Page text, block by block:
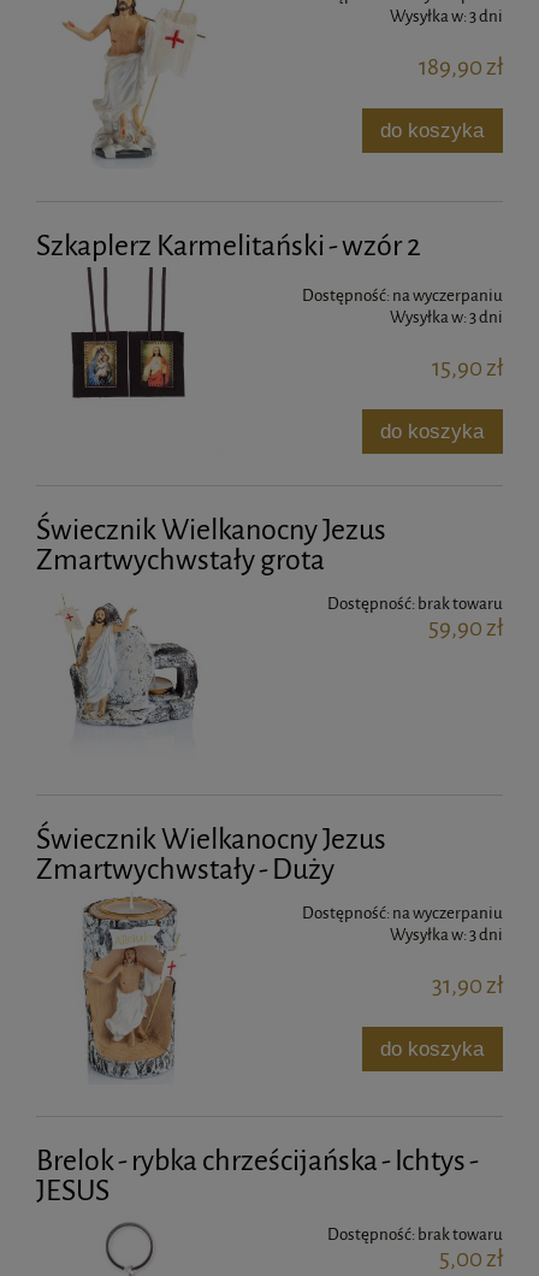
Wysyłka w:3 dni
189,90 zł
do koszyka
Szkaplerz Karmelitański - wzór 2
Dostępność: na wyczerpaniu
Wysyłka w:3 dni
15,90 zł
do koszyka
Świecznik Wielkanocny Jezus
Zmartwychwstały grota
Dostępność: brak towaru
59,90 zł
Świecznik Wielkanocny Jezus
Zmartwychwstały - Duży
Dostępność: na wyczerpaniu
Wysyłka w:3 dni
31,90 zł
do koszyka
Brelok - rybka chrześcijańska - Ichtys -
JESUS
Dostępność: brak towaru
5,00 zł